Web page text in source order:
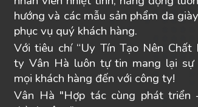
hướng và các mẫu sản phẩm da
phục vụ quý khách hàng.
Với tiêu chí “Uy Tín Tạo Nên Chất
ty Vân Hà luôn tự tin mang lại sự
mọi khách hàng đến với công ty!
Vân Hà "Hợp tác cùng phát triển